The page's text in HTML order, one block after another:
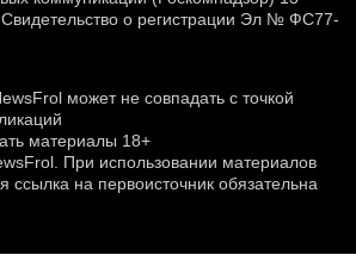
о регистрации Эл № ФС77-
может не совпадать с точкой
материалы 18+
При использовании материалов
ссылка на первоисточник обязательна